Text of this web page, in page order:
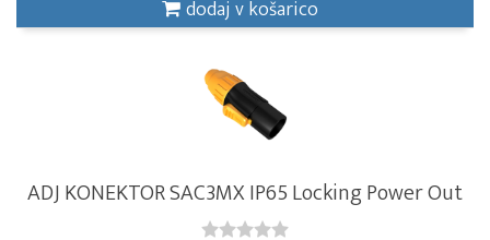
dodaj v košarico
ADJ KONEKTOR SAC3MX IP65 Locking Power Out